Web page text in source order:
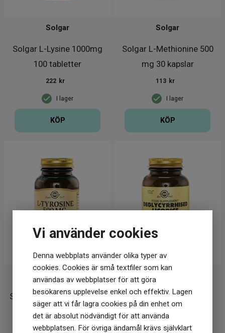
Vi använder cookies
Denna webbplats använder olika typer av
cookies. Cookies är små textfiler som kan
användas av webbplatser för att göra
besökarens upplevelse enkel och effektiv. Lagen
säger att vi får lagra cookies på din enhet om
det är absolut nödvändigt för att använda
webbplatsen. För övriga ändamål krävs självklart
Solgar L-Lysine 1000mg
100 tabletter
Solgar
I lager
222 kr
KÖP
Solgar L-Methionine 500
mg 30 kapslar
Solgar
I lager
113 kr
KÖP
Solgar L-Tyrosine 500 mg
50 kapslar
Solgar
177 kr
Solgar Lakritsrot Extrakt
60 kapslar
207 kr